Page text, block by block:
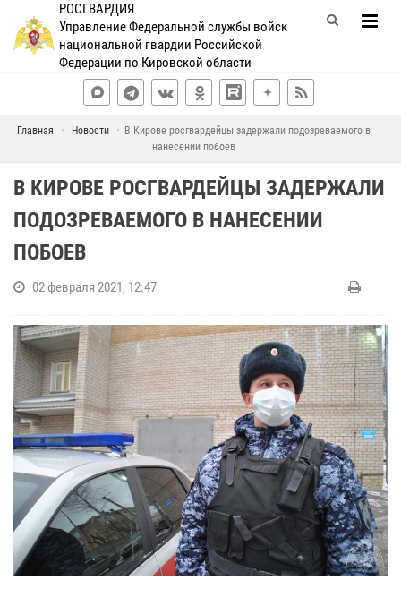
РОСГВАРДИЯ
Управление Федеральной службы войск
национальной гвардии Российской
Федерации по Кировской области
Главная Новости
В Кирове росгвардейцы задержали подозреваемого в
нанесении побоев
В КИРОВЕ РОСГВАРДЕЙЦЫ ЗАДЕРЖАЛИ
ПОДОЗРЕВАЕМОГО В НАНЕСЕНИИ
ПОБОЕВ
02 февраля 2021, 12:47